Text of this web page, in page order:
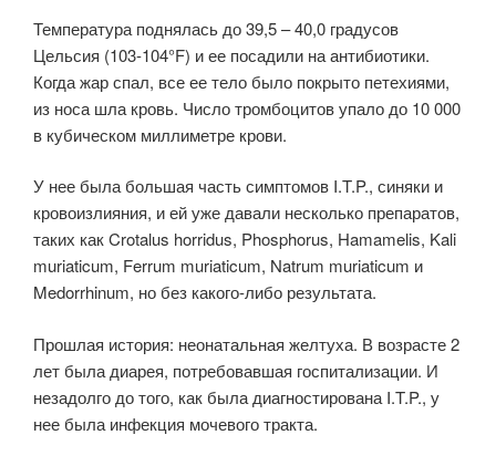
Температура поднялась до 39,5 – 40,0 градусов
Цельсия (103-104°F) и ее посадили на антибиотики.
Когда жар спал, все ее тело было покрыто петехиями,
из носа шла кровь. Число тромбоцитов упало до 10 000
в кубическом миллиметре крови.
У нее была большая часть симптомов I.T.P., синяки и
кровоизлияния, и ей уже давали несколько препаратов,
таких как Crotalus horridus, Phosphorus, Hamamelis, Kali
muriaticum, Ferrum muriaticum, Natrum muriaticum и
Medorrhinum, но без какого-либо результата.
Прошлая история: неонатальная желтуха. В возрасте 2
лет была диарея, потребовавшая госпитализации. И
незадолго до того, как была диагностирована I.T.P., у
нее была инфекция мочевого тракта.